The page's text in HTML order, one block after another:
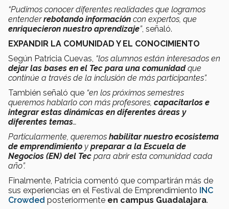
“Pudimos conocer diferentes realidades que logramos
entenderrebotando información con expertos, que
enriquecieron nuestro aprendizaje”, señaló.
EXPANDIR LA COMUNIDAD Y EL CONOCIMIENTO
Según Patricia Cuevas, “los alumnos están interesados en
dejar las bases en el Tec para una comunidadque
continúe a través de la inclusión de más participantes”.
También señaló que “en los próximos semestres
queremos hablarlo con más profesores, capacitarlos e
integrar estas dinámicas en diferentes áreas y
diferentes temas…
Particularmente, queremos habilitar nuestro ecosistema
de emprendimiento y preparar a la Escuela de
Negocios (EN) del Tec para abrir esta comunidad cada
año”.
Finalmente, Patricia comentó que compartirán más de
sus experiencias en el Festival de Emprendimiento INC
Crowded posteriormente en campus Guadalajara.